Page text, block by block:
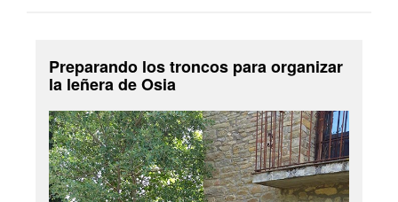
Preparando los troncos para organizar
la leñera de Osia